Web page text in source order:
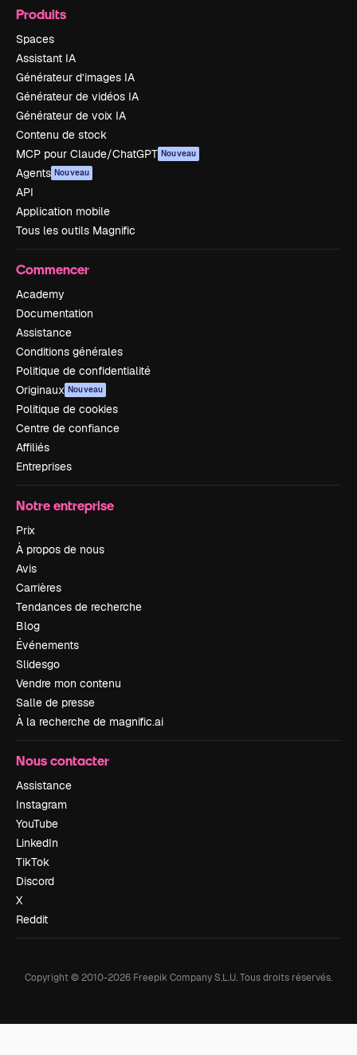
Produits
Spaces
Assistant IA
Générateur d’images IA
Générateur de vidéos IA
Générateur de voix IA
Contenu de stock
MCP pour Claude/ChatGPT Nouveau
Agents Nouveau
API
Application mobile
Tous les outils Magnific
Commencer
Academy
Documentation
Assistance
Conditions générales
Politique de confidentialité
Originaux Nouveau
Politique de cookies
Centre de confiance
Affiliés
Entreprises
Notre entreprise
Prix
À propos de nous
Avis
Carrières
Tendances de recherche
Blog
Événements
Slidesgo
Vendre mon contenu
Salle de presse
À la recherche de magnific.ai
Nous contacter
Assistance
Instagram
YouTube
LinkedIn
TikTok
Discord
X
Reddit
Copyright © 2010-2026 Freepik Company S.L.U.Tous droits réservés.